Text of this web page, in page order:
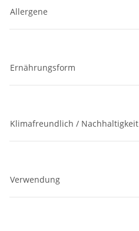
Allergene
Ernährungsform
Klimafreundlich / Nachhaltigkeit
Verwendung